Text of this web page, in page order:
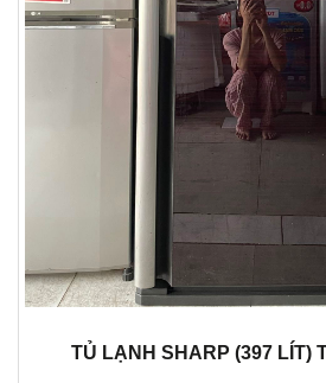
TỦ LẠNH SHARP (397 LÍT)